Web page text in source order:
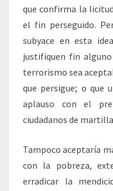
que confirma la
el fin perseguido.
subyace en esta
justifiquen fin
terrorismo sea
que persigue; o que
aplauso con el
ciudadanos de
Tampoco aceptaría
con la pobreza,
erradicar la